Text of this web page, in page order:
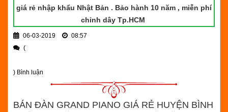
giá rẻ nhập khẩu Nhật Bản . Bảo hành 10 năm , miễn phí
chỉnh dây Tp.HCM
06-03-2019
08:57
(
) Bình luận
BÁN ĐÀN GRAND PIANO GIÁ RẺ HUYỆN BÌNH